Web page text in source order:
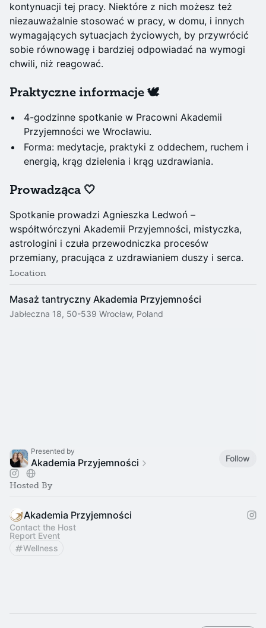
kontynuacji tej pracy. Niektóre z nich możesz też
niezauważalnie stosować w pracy, w domu, i innych
wymagających sytuacjach życiowych, by przywrócić
sobie równowagę i bardziej odpowiadać na wymogi
chwili, niż reagować.
Praktyczne informacje 🕊️
4-godzinne spotkanie w Pracowni Akademii
Przyjemności we Wrocławiu.
Forma: medytacje, praktyki z oddechem, ruchem i
energią, krąg dzielenia i krąg uzdrawiania.
Prowadząca 🤍
Spotkanie prowadzi Agnieszka Ledwoń –
współtwórczyni Akademii Przyjemności, mistyczka,
astrologini i czuła przewodniczka procesów
przemiany, pracująca z uzdrawianiem duszy i serca.
Location
Masaż tantryczny Akademia Przyjemności
Jabłeczna 18, 50-539 Wrocław, Poland
Presented by
Akademia Przyjemności Follow
Hosted By
Akademia Przyjemności
Contact the Host
Report Event
Wellness